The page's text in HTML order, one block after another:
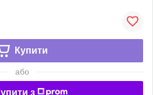
Купити
або
з